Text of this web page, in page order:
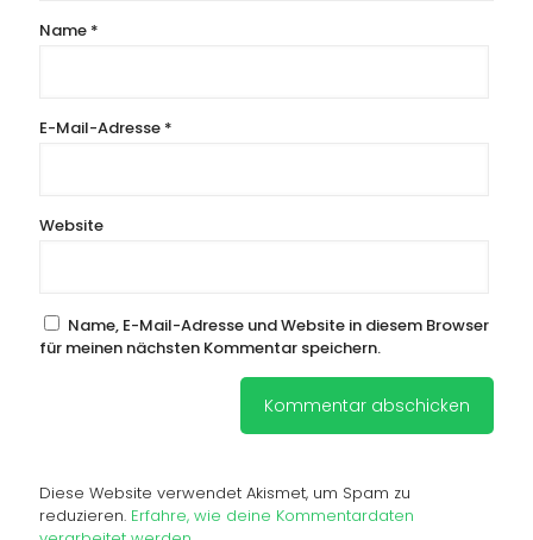
Name *
E-Mail-Adresse *
Website
Name, E-Mail-Adresse und Website in diesem Browser
für meinen nächsten Kommentar speichern.
Diese Website verwendet Akismet, um Spam zu
reduzieren. Erfahre, wie deine Kommentardaten